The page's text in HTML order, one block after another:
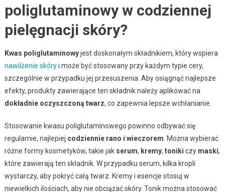
poliglutaminowy w codziennej
pielęgnacji skóry?
Kwas poliglutaminowyjest doskonałym składnikiem, który wspiera
nawilżenie skóryi może być stosowany przy każdym typie cery,
szczególnie w przypadku jej przesuszenia. Aby osiągnąć najlepsze
efekty, produkty zawierające ten składnik należy aplikować na
dokładnie oczyszczoną twarz, co zapewnia lepsze wchłanianie.
Stosowanie kwasu poliglutaminowego powinno odbywać się
regularnie, najlepiej codziennie rano i wieczorem . Można wybierać
różne formy kosmetyków, takie jak serum, kremy, toniki czy maski,
które zawierają ten składnik. W przypadku serum, kilka kropli
wystarczy, aby pokryć całą twarz. Kremy i esencje stosuj w
niewielkich ilościach, aby nie obciążać skóry. Tonik można stosować